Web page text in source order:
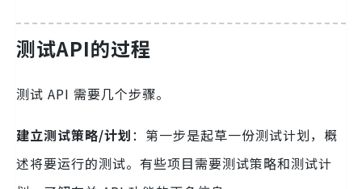
测试API的过程
测试 API 需要几个步骤。
建立测试策略/计划：第一步是起草一份测试计划，概
述将要运行的测试。有些项目需要测试策略和测试计